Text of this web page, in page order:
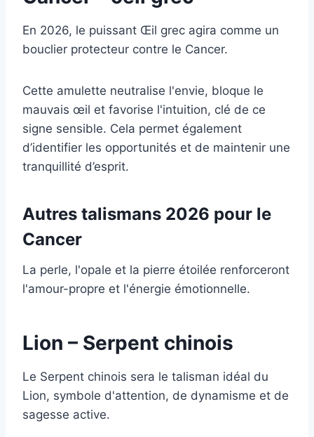
En 2026, le puissant Œil grec agira comme un
bouclier protecteur contre le Cancer.
Cette amulette neutralise l'envie, bloque le
mauvais œil et favorise l'intuition, clé de ce
signe sensible. Cela permet également
d’identifier les opportunités et de maintenir une
tranquillité d’esprit.
Autres talismans 2026 pour le
Cancer
La perle, l'opale et la pierre étoilée renforceront
l'amour-propre et l'énergie émotionnelle.
Lion – Serpent chinois
Le Serpent chinois sera le talisman idéal du
Lion, symbole d'attention, de dynamisme et de
sagesse active.